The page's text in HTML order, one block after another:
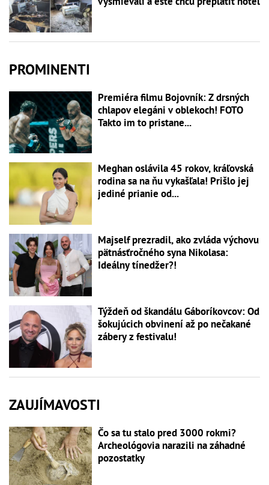
PROMINENTI
Premiéra filmu Bojovník: Z drsných
chlapov elegáni v oblekoch! FOTO
Takto im to pristane...
Meghan oslávila 45 rokov, kráľovská
rodina sa na ňu vykašľala! Prišlo jej
jediné prianie od...
Majself prezradil, ako zvláda výchovu
pätnásťročného syna Nikolasa:
Ideálny tínedžer?!
Týždeň od škandálu Gáboríkovcov: Od
šokujúcich obvinení až po nečakané
zábery z festivalu!
ZAUJÍMAVOSTI
Čo sa tu stalo pred 3000 rokmi?
Archeológovia narazili na záhadné
pozostatky